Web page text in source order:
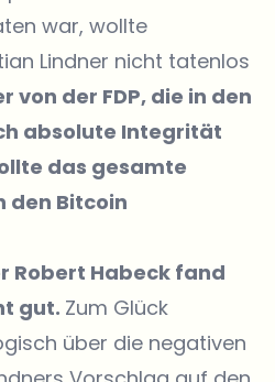
war, wollte
Lindner nicht tatenlos
von der FDP, die in den
absolute Integrität
das gesamte
den Bitcoin
Robert Habeck fand
gut. Zum Glück
über die negativen